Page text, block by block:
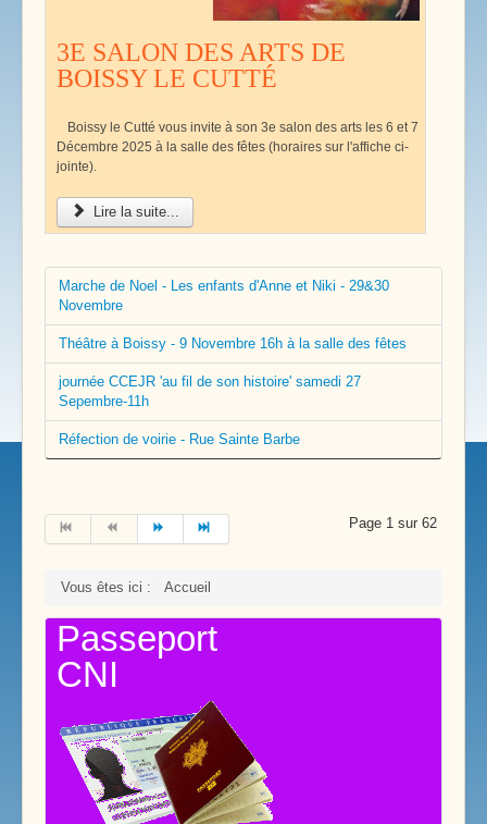
3E SALON DES ARTS DE
BOISSY LE CUTTÉ
Boissy le Cutté vous invite à son 3e salon des arts les 6 et 7
Décembre 2025 à la salle des fêtes (horaires sur l'affiche ci-
jointe).
Lire la suite...
Marche de Noel - Les enfants d'Anne et Niki - 29&30
Novembre
Théâtre à Boissy - 9 Novembre 16h à la salle des fêtes
journée CCEJR 'au fil de son histoire' samedi 27
Sepembre-11h
Réfection de voirie - Rue Sainte Barbe
Page 1 sur 62
Vous êtes ici : Accueil
Passeport
CNI